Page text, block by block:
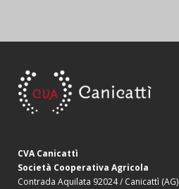
CVA Canicattì
Società Cooperativa Agricola
Contrada Aquilata 92024 / Canicattì (AG)